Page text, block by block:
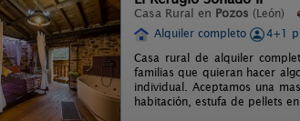
Casa Rural en Pozos (León)
Alquiler completo
4+1
Casa rural de alquiler
familias que quieran hacer
individual. Aceptamos una
habitación, estufa de pellets